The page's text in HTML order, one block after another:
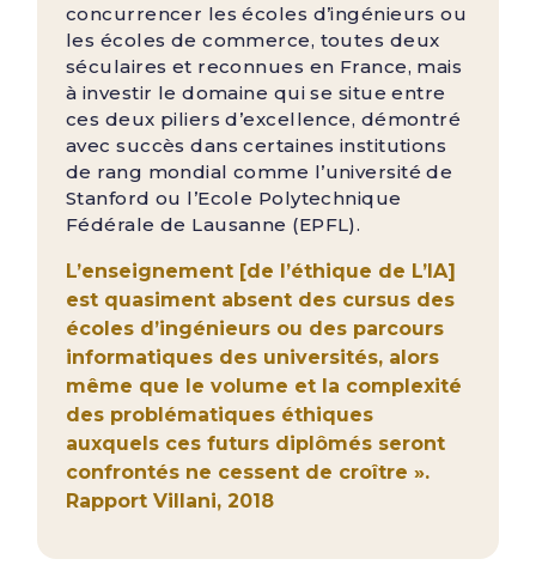
concurrencer les écoles d’ingénieurs ou
les écoles de commerce, toutes deux
séculaires et reconnues en France, mais
à investir le domaine qui se situe entre
ces deux piliers d’excellence, démontré
avec succès dans certaines institutions
de rang mondial comme l’université de
Stanford ou l’Ecole Polytechnique
Fédérale de Lausanne (EPFL).
L’enseignement [de l’éthique de L’IA]
est quasiment absent des cursus des
écoles d’ingénieurs ou des parcours
informatiques des universités, alors
même que le volume et la complexité
des problématiques éthiques
auxquels ces futurs diplômés seront
confrontés ne cessent de croître ».
Rapport Villani, 2018